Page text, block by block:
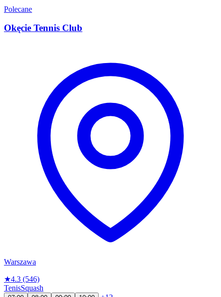
Polecane
Okęcie Tennis Club
Warszawa
★4.3 (546)
TenisSquash